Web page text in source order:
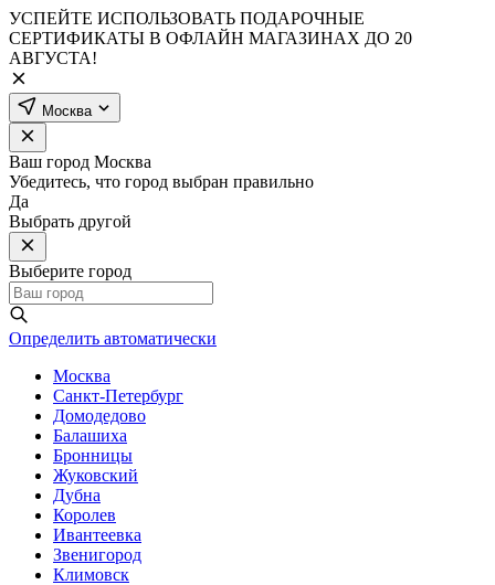
УСПЕЙТЕ ИСПОЛЬЗОВАТЬ ПОДАРОЧНЫЕ
СЕРТИФИКАТЫ В ОФЛАЙН МАГАЗИНАХ ДО 20
АВГУСТА!
Москва
Ваш город Москва
Убедитесь, что город выбран правильно
Да
Выбрать другой
Выберите город
Определить автоматически
Москва
Санкт-Петербург
Домодедово
Балашиха
Бронницы
Жуковский
Дубна
Королев
Ивантеевка
Звенигород
Климовск